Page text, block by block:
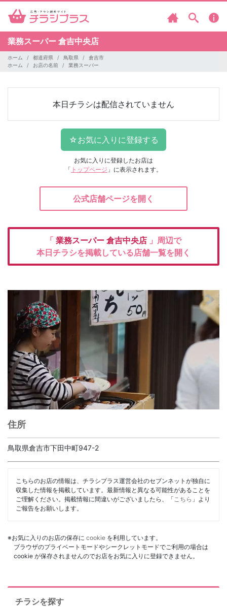
業務スーパー 倉吉中央店
ホーム 都道府県 鳥取県
倉吉市
ホーム
お店の名前 業務スーパー
本日チラシは配信されていません
お気に入りに登録したお店は
「 トップページ 」に表示されます。
公式店舗ページを開く
「 業務スーパー 倉吉中央店 」周辺で
本日チラシを掲載している店舗一覧を開く
住所
鳥取県倉吉市下田中町947-2
こちらのお店の情報は、チラシプラス運営会社のセブンネットが独自に
収集した情報を掲載しています。最新情報と異なる可能性があることを
ご理解ください。掲載情報に間違いがございましたら、「 こちら 」より
ご報告をお願いします。
※お気に入りのお店の保存に cookie を利用しています。
ブラウザのプライベートモードやシークレットモードでご利用の場合は
cookie が保存されませんのでお店をお気に入りに登録できません。
チラシを探す